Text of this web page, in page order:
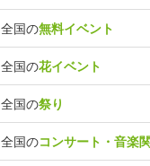
全国の無料イベント
全国の花イベント
全国の祭り
全国のコンサート・音楽